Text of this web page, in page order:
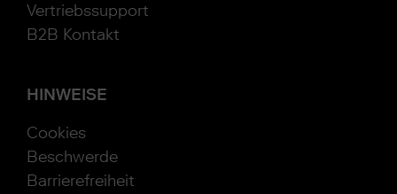
Vertriebssupport
B2B Kontakt
HINWEISE
Cookies
Beschwerde
Barrierefreiheit